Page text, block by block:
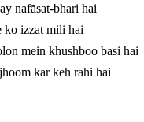
nafāsat-bhari hai
ko izzat mili hai
mein khushboo basi hai
kar keh rahi hai